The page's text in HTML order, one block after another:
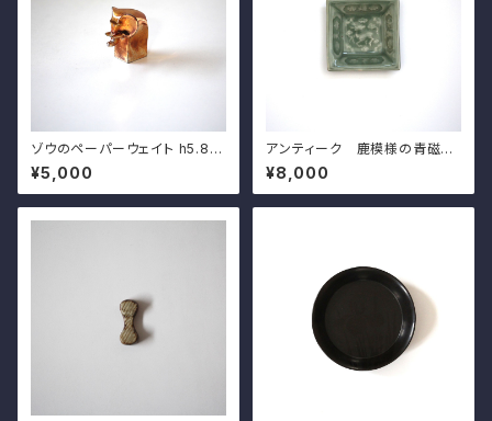
ゾウのペーパーウェイト h5.8c
m Japanese Gold Plated
Figural Elephant Paper Wei
ght, by DANSK DESIGNS J
¥5,000
アンティーク 鹿模様の青磁角
豆皿（その２）d7.4cm Antiqu
e Japanese Celadon Squa
re Small Dish, Deer Design
¥8,000